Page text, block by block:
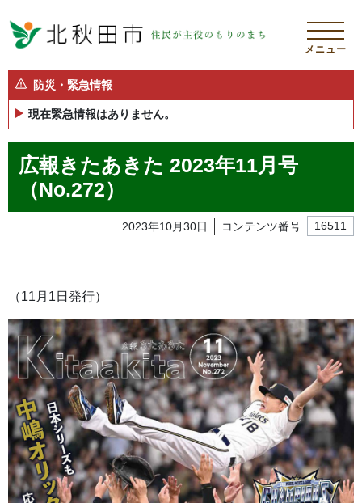
メニュー
防災・緊急情報
現在緊急情報はありません。
広報きたあきた 2023年11月号
（No.272）
2023年10月30日 コンテンツ番号 16511
（11月1日発行）